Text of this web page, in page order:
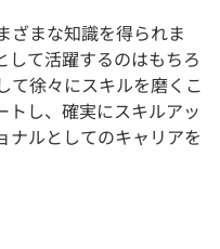
ざまな知識を得られま
して活躍するのはもちろ
て徐々にスキルを磨くこ
トし、確実にスキルアッ
ナルとしてのキャリアを